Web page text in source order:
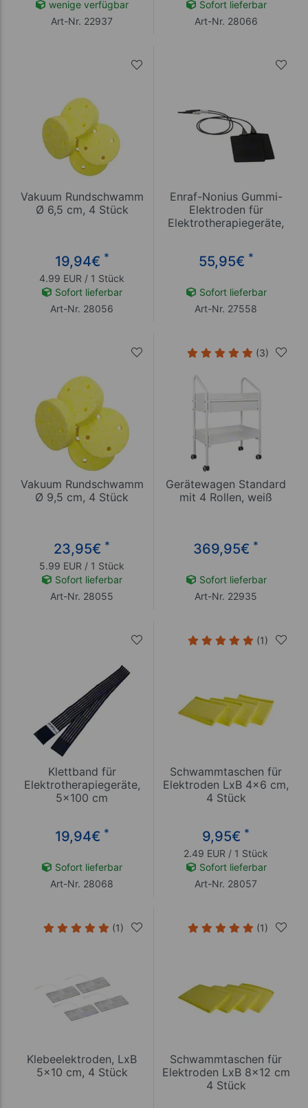
wenige verfügbar
Art-Nr. 22937
Sofort lieferbar
Art-Nr. 28066
Vakuum Rundschwamm
Ø 6,5 cm, 4 Stück
19,94€ *
4.99 EUR / 1 Stück
Sofort lieferbar
Art-Nr. 28056
Enraf-Nonius Gummi-
Elektroden für
Elektrotherapiegeräte,
55,95€ *
Sofort lieferbar
Art-Nr. 27558
Vakuum Rundschwamm
Ø 9,5 cm, 4 Stück
23,95€ *
5.99 EUR / 1 Stück
Sofort lieferbar
Art-Nr. 28055
(3)
Gerätewagen Standard
mit 4 Rollen, weiß
369,95€ *
Sofort lieferbar
Art-Nr. 22935
Klettband für
Elektrotherapiegeräte,
5x100 cm
19,94€ *
Sofort lieferbar
Art-Nr. 28068
(1)
Schwammtaschen für
Elektroden LxB 4x6 cm,
4 Stück
9,95€ *
2.49 EUR / 1 Stück
Sofort lieferbar
Art-Nr. 28057
(1)
Klebeelektroden, LxB
5x10 cm, 4 Stück
(1)
Schwammtaschen für
Elektroden LxB 8x12 cm
4 Stück